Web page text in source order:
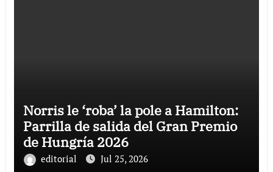
Norris le ‘roba’ la pole a Hamilton:
Parrilla de salida del Gran Premio
de Hungría 2026
editorial Jul 25, 2026